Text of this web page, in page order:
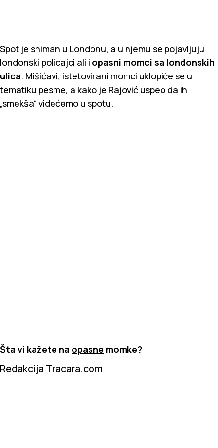
Spot je sniman u Londonu, a u njemu se pojavljuju
londonski policajci ali i opasni momci sa londonskih
ulica. Mišićavi, istetovirani momci uklopiće se u
tematiku pesme, a kako je Rajović uspeo da ih
„smekša“ videćemo u spotu.
Šta vi kažete na opasne momke?
Redakcija Tracara.com